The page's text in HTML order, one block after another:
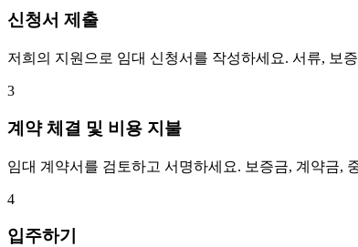
신청서 제출
저희의 지원으로 임대 신청서를 작성하세요. 서류, 보
3
계약 체결 및 비용 지불
임대 계약서를 검토하고 서명하세요. 보증금, 계약금,
4
입주하기